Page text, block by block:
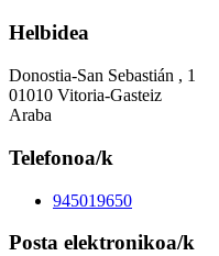
Helbidea
Donostia-San Sebastián , 1
01010 Vitoria-Gasteiz
Araba
Telefonoa/k
945019650
Posta elektronikoa/k